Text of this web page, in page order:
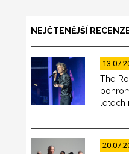
NEJČTENĚJŠÍ
The
letech